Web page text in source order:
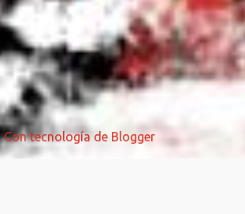
Con tecnología de Blogger